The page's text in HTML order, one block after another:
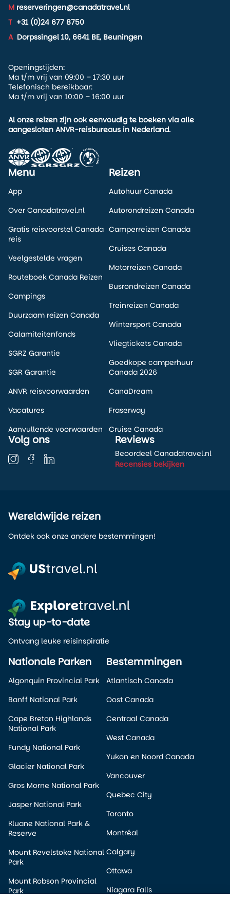
M reserveringen@canadatravel.nl
T +31 (0)24 677 8750
A Dorpssingel 10, 6641 BE, Beuningen
Openingstijden:
Ma t/m vrij van 09:00 – 17:30 uur
Telefonisch bereikbaar:
Ma t/m vrij van 10:00 – 16:00 uur
Al onze reizen zijn ook eenvoudig te boeken via alle
aangesloten ANVR-reisbureaus in Nederland.
Menu
App
Over Canadatravel.nl
Gratis reisvoorstel Canada
reis
Veelgestelde vragen
Routeboek Canada Reizen
Campings
Duurzaam reizen Canada
Calamiteitenfonds
SGRZ Garantie
SGR Garantie
ANVR reisvoorwaarden
Vacatures
Aanvullende voorwaarden
Reizen
Autohuur Canada
Autorondreizen Canada
Camperreizen Canada
Cruises Canada
Motorreizen Canada
Busrondreizen Canada
Treinreizen Canada
Wintersport Canada
Vliegtickets Canada
Goedkope camperhuur
Canada 2026
CanaDream
Fraserway
Cruise Canada
Volg ons Reviews
Beoordeel Canadatravel.nl
Recensies bekijken
Wereldwijde reizen
Ontdek ook onze andere bestemmingen!
Nationale Parken
Algonquin Provincial Park
Banff National Park
Cape Breton Highlands
National Park
Fundy National Park
Glacier National Park
Gros Morne National Park
Jasper National Park
Kluane National Park &
Reserve
Mount Revelstoke National
Park
Mount Robson Provincial
Park
Bestemmingen
Atlantisch Canada
Oost Canada
Centraal Canada
West Canada
Yukon en Noord Canada
Vancouver
Quebec City
Toronto
Montréal
Calgary
Ottawa
Niagara Falls
Stay up-to-date
Ontvang leuke reisinspiratie